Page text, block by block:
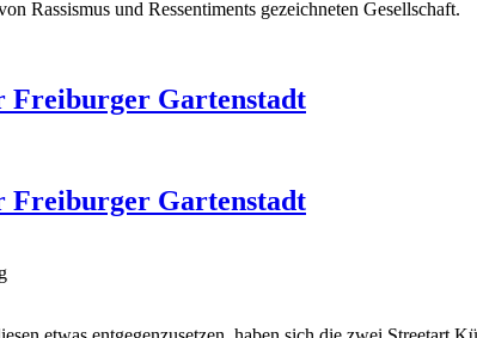
Rassismus und Ressentiments gezeichneten Gesellschaft.
Freiburger Gartenstadt
Freiburger Gartenstadt